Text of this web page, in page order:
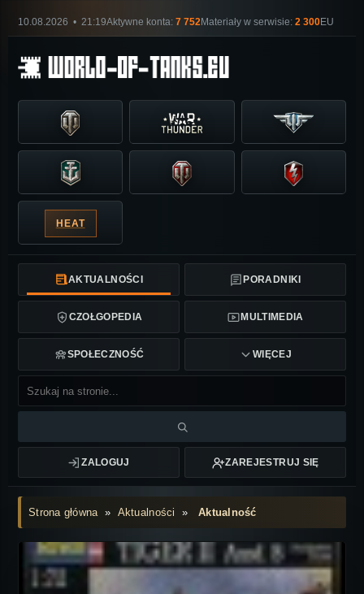
10.08.2026 • 21:19Aktywne konta: 7 752Materiały w serwisie: 2 300EU
HEAT
AKTUALNOŚCI PORADNIKI
CZOŁGOPEDIA MULTIMEDIA
SPOŁECZNOŚĆ WIĘCEJ
ZALOGUJ ZAREJESTRUJ SIĘ
Strona główna» Aktualności »Aktualność